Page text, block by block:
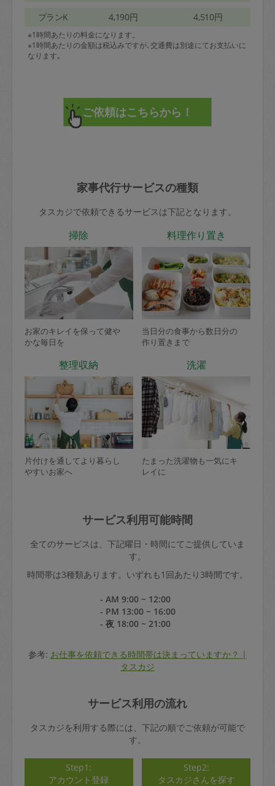
プランK 4,190円 4,510円
※1時間あたりの料金になります。
※1時間あたりの金額は税込みですが､交通費は別途にてお支払いに
なります｡
家事代行サービスの種類
タスカジで依頼できるサービスは下記となります。
掃除
お家のキレイを保って健や
かな毎日を
料理作り置き
当日分の食事から数日分の
作り置きまで
整理収納
片付けを通してより暮らし
やすいお家へ
洗濯
たまった洗濯物も一気にキ
レイに
サービス利用可能時間
全てのサービスは、下記曜日・時間にてご提供していま
す。
時間帯は3種類あります。いずれも1回あたり3時間です。
- AM 9:00 ~ 12:00
- PM 13:00 ~ 16:00
- 夜 18:00 ~ 21:00
参考: お仕事を依頼できる時間帯は決まっていますか？ |
タスカジ
サービス利用の流れ
タスカジを利用する際には、下記の順でご依頼が可能で
す。
Step1:
アカウント登録
Step2:
タスカジさんを探す